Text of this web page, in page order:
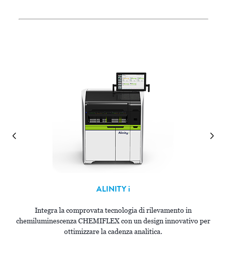
ALINITYi
Integra la comprovata tecnologia di rilevamento in
chemiluminescenza CHEMIFLEX con un design innovativo per
ottimizzare la cadenza analitica.